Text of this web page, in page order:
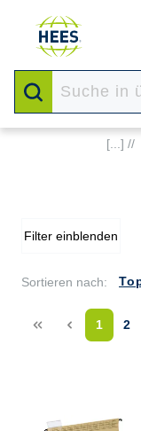
[...] //
Filter einblenden
Sortieren nach:
<< < 1 2